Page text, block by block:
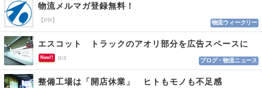
物流メルマガ登録無料！
【PR】 物流ウィークリー
エスコット トラックのアオリ部分を広告スペースに
New!! 8/4 ブログ・物流ニュース
整備工場は「開店休業」 ヒトもモノも不足感